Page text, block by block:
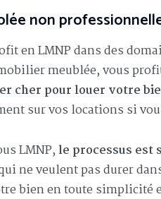
non
en LMNP dans des
meublée, vous
cher pour louer votre
sur vos locations si
LMNP,le processus est
ne veulent pas durer
bien en toute simplicité